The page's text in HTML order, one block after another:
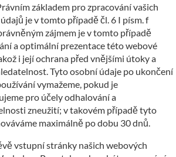
základem pro zpracování vašich
je v tomto případě čl. 6 I písm. f
zájmem je v tomto případě
a optimální prezentace této webové
i její ochrana před vnějšími útoky a
Tyto osobní údaje po ukončení
vymažeme, pokud je
pro účely odhalování a
zneužití; v takovém případě tyto
maximálně po dobu 30 dnů.
vstupní stránky našich webových